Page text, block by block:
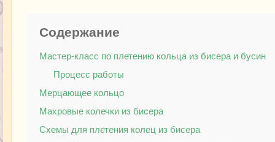
Содержание
Мастер-класс по плетению кольца из бисера и бусин
Процесс работы
Мерцающее кольцо
Махровые колечки из бисера
Схемы для плетения колец из бисера